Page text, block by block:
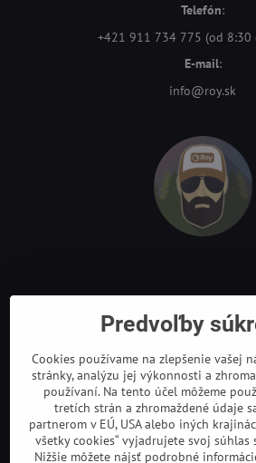
Telefón:
+421 911 734 775 (od 8:30
E-mail:
info@roy.sk
Predvoľby
Cookies používame na zlepšenie vašej
stránky, analýzu jej výkonnosti a
používaní. Na tento účel môžeme
tretích strán a zhromaždené údaje
partnerom v EÚ, USA alebo iných
všetky cookies“ vyjadrujete svoj súhlas
Nižšie môžete nájsť podrobné